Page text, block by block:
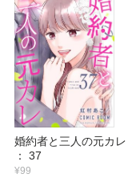
婚約者と三人の元カレ
： 37
¥99